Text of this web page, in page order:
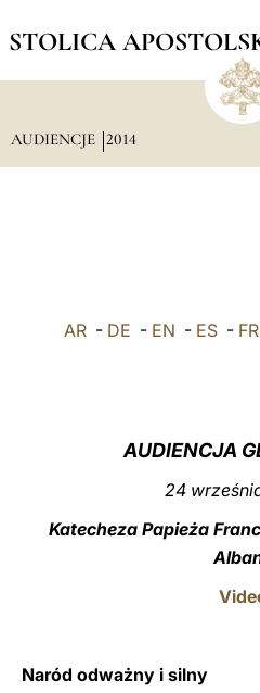
STOLICA
AUDIENCJE 2014
AR- DE - EN - ES- FR
AUDIENCJA
24
Katecheza Papieża
Naród odważny i silny